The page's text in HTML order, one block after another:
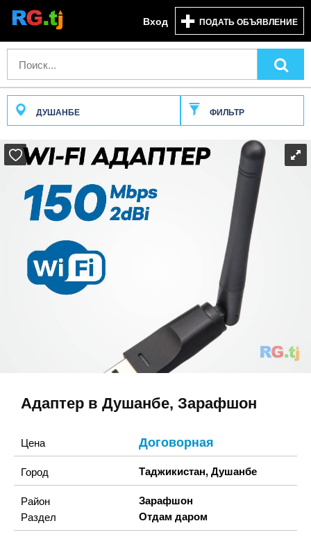
Вход ПОДАТЬ ОБЪЯВЛЕНИЕ
ДУШАНБЕ ФИЛЬТР
Адаптер в Душанбе, Зарафшон
Цена Договорная
Город Таджикистан,Душанбе
Район Зарафшон
Раздел Отдам даром